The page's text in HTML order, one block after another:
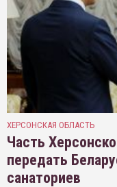
ХЕРСОНСКАЯ ОБЛАСТЬ
Часть
передать
санаториев